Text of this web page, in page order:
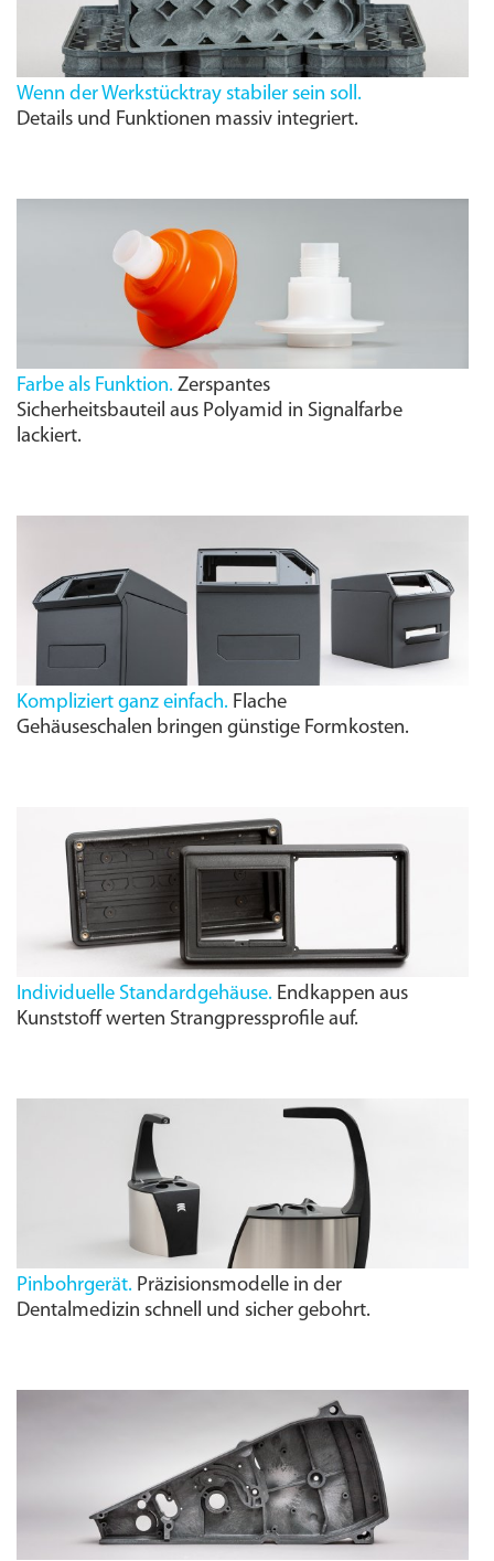
Wenn der Werkstücktray stabiler sein soll.
Details und Funktionen massiv integriert.
Farbe als Funktion. Zerspantes
Sicherheitsbauteil aus Polyamid in Signalfarbe
lackiert.
Kompliziert ganz einfach. Flache
Gehäuseschalen bringen günstige Formkosten.
Individuelle Standardgehäuse. Endkappen aus
Kunststoff werten Strangpressprofile auf.
Pinbohrgerät. Präzisionsmodelle in der
Dentalmedizin schnell und sicher gebohrt.